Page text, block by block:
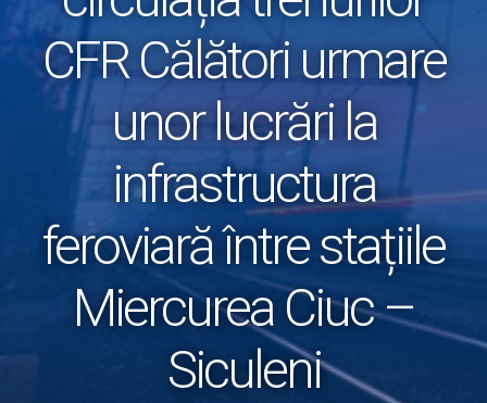
CFR Călători urmare
unor lucrări la
infrastructura
feroviară între stațiile
Miercurea Ciuc –
Siculeni